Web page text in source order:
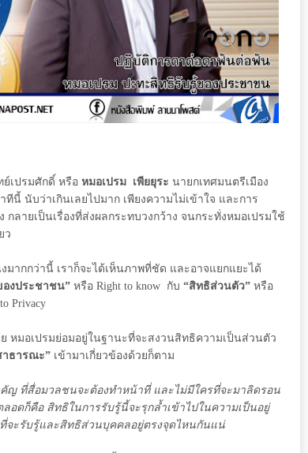
เปรมศักดิ์ หรือ หมอเปรม เพียยุระ นายกเทศมนตรีเมือง
นับว่าเกินเลยไปมาก เพียงความไม่เข้าใจ และการ
ลายเป็นเรื่องที่ส่งผลกระทบวงกว้าง จนกระทั่งหมอเปรมใช้
ว
มากกว่านี้ เราก็จะได้เห็นภาพที่ชัด และอาจแยกแยะได้
งประชาชน” หรือ Right to know กับ “สิทธิส่วนตัว” หรือ
Privacy
หมอเปรมย่อมอยู่ในฐานะที่จะสงวนสิทธิความเป็นส่วนตัว
ธารณะ” เข้ามาเกี่ยวข้องด้วยก็ตาม
ญ ที่สื่อมวลชนจะต้องทำหน้าที่ และไม่มีใครที่จะมาลิดรอน
อดก็คือ สิทธิในการรับรู้นี้จะรุกล้ำเข้าไปในความเป็นอยู่
จะรับรู้และสิทธิส่วนบุคคลอยู่ตรงจุดไหนกันแน่